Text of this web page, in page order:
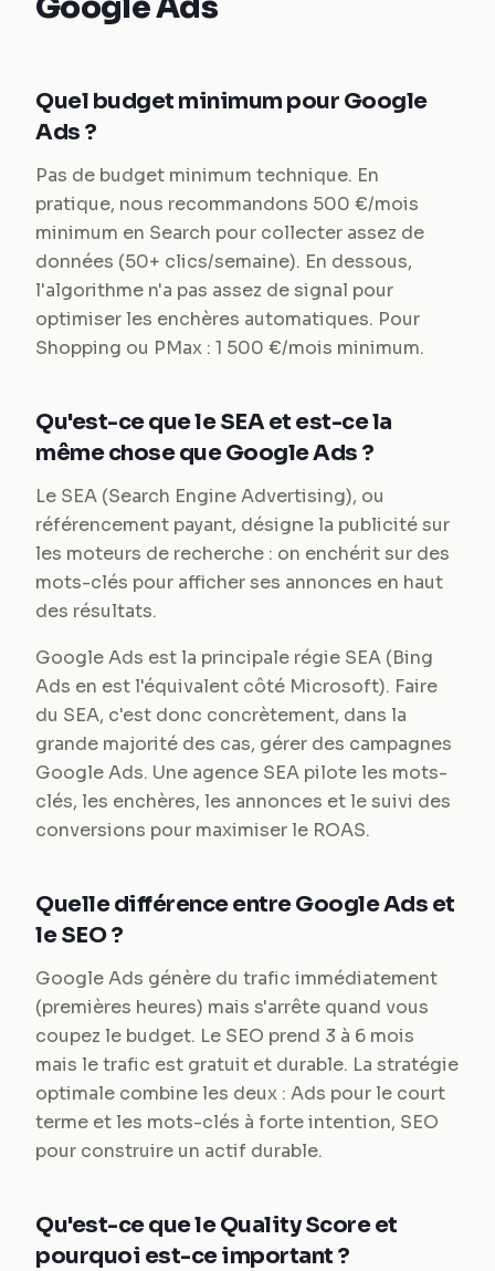
Quel budget minimum pour Google
Ads ?
Pas de budget minimum technique. En
pratique, nous recommandons 500 €/mois
minimum en Search pour collecter assez de
données (50+ clics/semaine). En dessous,
l'algorithme n'a pas assez de signal pour
optimiser les enchères automatiques. Pour
Shopping ou PMax : 1 500 €/mois minimum.
Qu'est-ce que le SEA et est-ce la
même chose que Google Ads ?
Le SEA (Search Engine Advertising), ou
référencement payant, désigne la publicité sur
les moteurs de recherche : on enchérit sur des
mots-clés pour afficher ses annonces en haut
des résultats.
Google Ads est la principale régie SEA (Bing
Ads en est l'équivalent côté Microsoft). Faire
du SEA, c'est donc concrètement, dans la
grande majorité des cas, gérer des campagnes
Google Ads. Une agence SEA pilote les mots-
clés, les enchères, les annonces et le suivi des
conversions pour maximiser le ROAS.
Quelle différence entre Google Ads et
le SEO ?
Google Ads génère du trafic immédiatement
(premières heures) mais s'arrête quand vous
coupez le budget. Le SEO prend 3 à 6 mois
mais le trafic est gratuit et durable. La stratégie
optimale combine les deux : Ads pour le court
terme et les mots-clés à forte intention, SEO
pour construire un actif durable.
Qu'est-ce que le Quality Score et
pourquoi est-ce important ?